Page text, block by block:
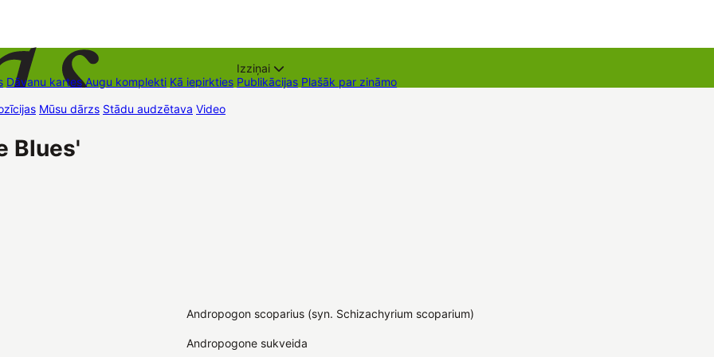
Dāvanu kartes Augu komplekti Kā iepirkties
Izziņai
Publikācijas Plašāk par zināmo
Mūsu dārzs Stādu audzētava Video
Blues'
Andropogon scoparius (syn. Schizachyrium scoparium)
Andropogone sukveida